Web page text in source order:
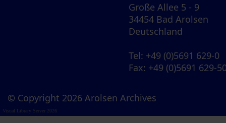
Große Allee 5 - 9
34454 Bad Arolsen
Deutschland
Tel: +49 (0)5691 629-0
Fax: +49 (0)5691 629-
© Copyright 2026 Arolsen Archives
Visual Library Server 2026